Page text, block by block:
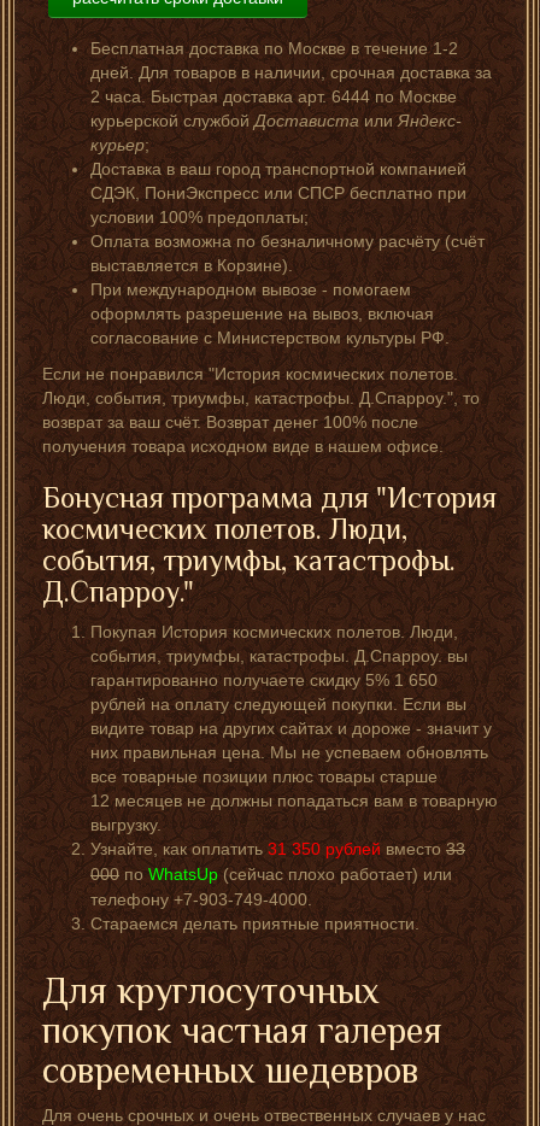
Бесплатная доставка по Москве в течение 1-2
дней. Для товаров в наличии, срочная доставка за
2 часа. Быстрая доставка арт. 6444 по Москве
курьерской службой Достависта илиЯндекс-
курьер;
Доставка в ваш город транспортной компанией
СДЭК, ПониЭкспресс или СПСР бесплатно при
условии 100% предоплаты;
Оплата возможна по безналичному расчёту (счёт
выставляется в Корзине).
При международном вывозе - помогаем
оформлять разрешение на вывоз, включая
согласование с Министерством культуры РФ.
Если не понравился "История космических полетов.
Люди, события, триумфы, катастрофы. Д.Спарроу.", то
возврат за ваш счёт. Возврат денег 100% после
получения товара исходном виде в нашем офисе.
Бонусная программа для "История
космических полетов. Люди,
события, триумфы, катастрофы.
Д.Спарроу."
Покупая История космических полетов. Люди,
события, триумфы, катастрофы. Д.Спарроу. вы
гарантированно получаете скидку 5% 1 650
рублей на оплату следующей покупки. Если вы
видите товар на других сайтах и дороже - значит у
них правильная цена. Мы не успеваем обновлять
все товарные позиции плюс товары старше
12 месяцев не должны попадаться вам в товарную
выгрузку.
Узнайте, как оплатить 31 350 рублей вместо33
000 по WhatsUp (сейчас плохо работает) или
телефону +7-903-749-4000.
Стараемся делать приятные приятности.
Для круглосуточных
покупок частная галерея
современных шедевров
Для очень срочных и очень отвественных случаев у нас